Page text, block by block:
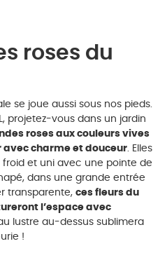
roses du
se joue aussi sous nos pieds.
projetez-vous dans un jardin
roses aux couleurs vives
charme et douceur . Elles
et uni avec une pointe de
dans une grande entrée
transparente, ces fleurs du
l’espace avec
lustre au-dessus sublimera
!